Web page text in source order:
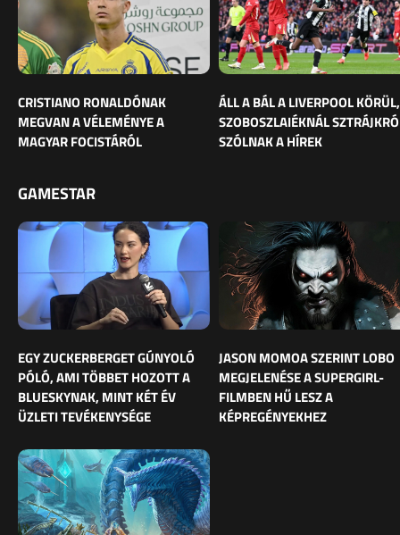
CRISTIANO RONALDÓNAK
MEGVAN A VÉLEMÉNYE A
MAGYAR FOCISTÁRÓL
ÁLL A BÁL A LIVERPOOL KÖRÜL,
SZOBOSZLAIÉKNÁL
SZÓLNAK A HÍREK
GAMESTAR
EGY ZUCKERBERGET GÚNYOLÓ
PÓLÓ, AMI TÖBBET HOZOTT A
BLUESKYNAK, MINT KÉT ÉV
ÜZLETI TEVÉKENYSÉGE
JASON MOMOA SZERINT LOBO
MEGJELENÉSE A SUPERGIRL-
FILMBEN HŰ LESZ A
KÉPREGÉNYEKHEZ